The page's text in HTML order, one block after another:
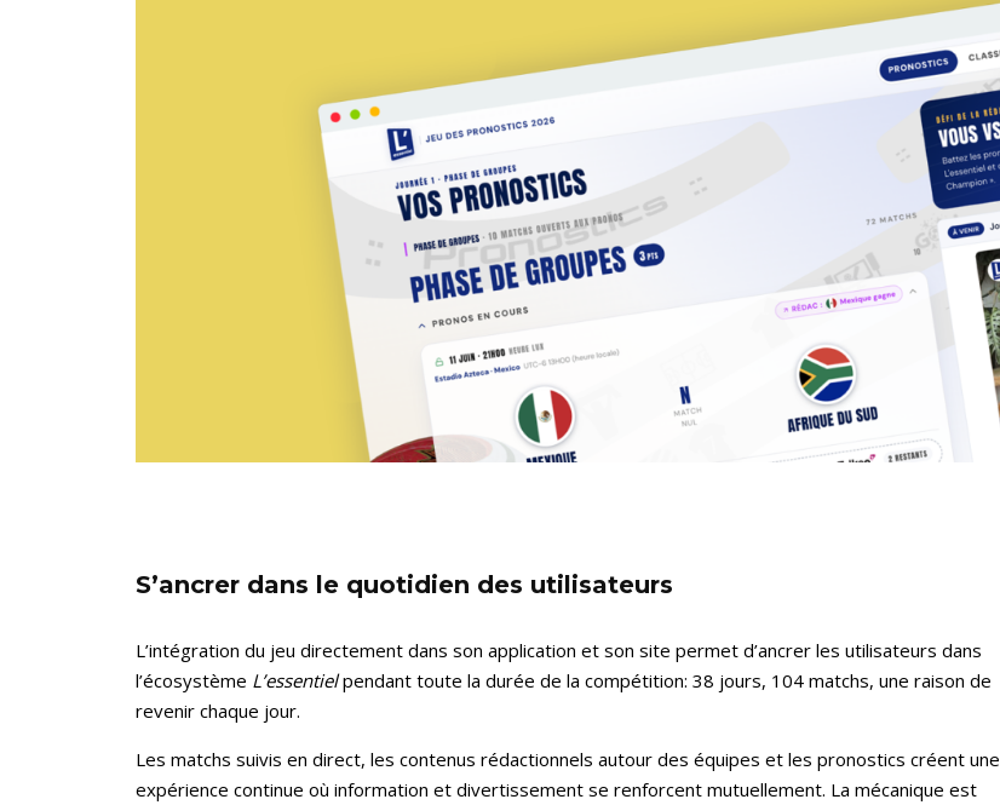
S’ancrer dans le quotidien des utilisateurs
L’intégration du jeu directement dans son application et son site permet d’ancrer les utilisateurs dans
l’écosystème L’essentielpendant toute la durée de la compétition: 38 jours, 104 matchs, une raison de
revenir chaque jour.
Les matchs suivis en direct, les contenus rédactionnels autour des équipes et les pronostics créent une
expérience continue où information et divertissement se renforcent mutuellement. La mécanique est